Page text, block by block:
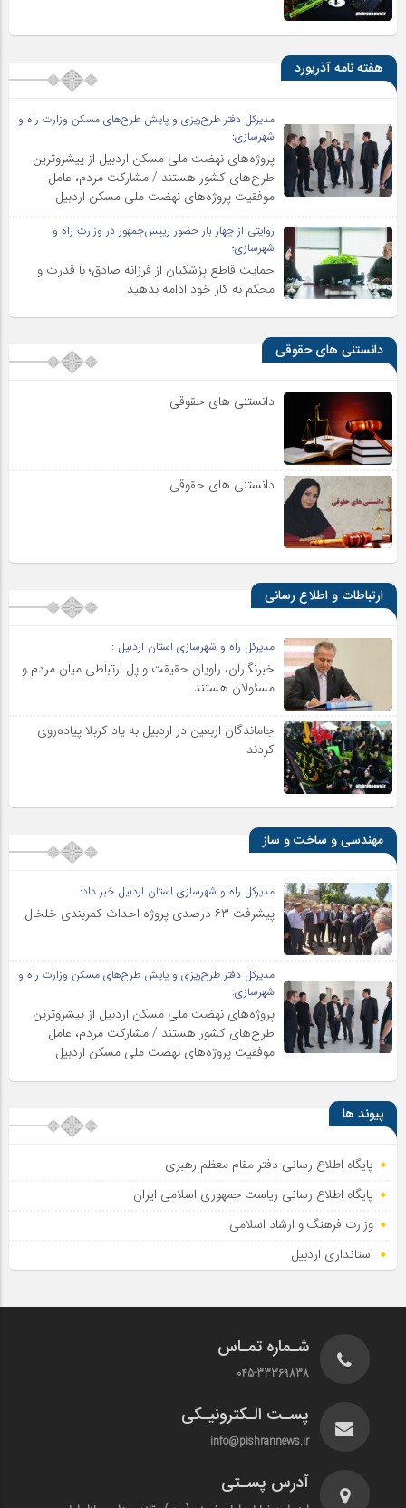
هفته نامه آذریورد
مدیرکل دفتر طرح‌ریزی و پایش طرح‌های مسکن وزارت راه و
شهرسازی:
پروژه‌های نهضت ملی مسکن اردبیل از پیشروترین
طرح‌های کشور هستند / مشارکت مردم، عامل
موفقیت پروژه‌های نهضت ملی مسکن اردبیل
روایتی از چهار بار حضور رییس‌جمهور در وزارت راه و
شهرسازی؛
حمایت قاطع پزشکیان از فرزانه صادق؛ با قدرت و
محکم به کار خود ادامه بدهید
دانستنی های حقوقی
دانستنی های حقوقی
دانستنی های حقوقی
ارتباطات و اطلاع رسانی
مدیرکل راه و شهرسازی استان اردبیل :
خبرنگاران، راویان حقیقت و پل ارتباطی میان مردم و
مسئولان هستند
جاماندگان اربعین در اردبیل به یاد کربلا پیاده‌روی
کردند
مهندسی و ساخت و ساز
مدیرکل راه و شهرسازی استان اردبیل خبر داد:
پیشرفت ۶۳ درصدی پروژه احداث کمربندی خلخال
مدیرکل دفتر طرح‌ریزی و پایش طرح‌های مسکن وزارت راه و
شهرسازی:
پروژه‌های نهضت ملی مسکن اردبیل از پیشروترین
طرح‌های کشور هستند / مشارکت مردم، عامل
موفقیت پروژه‌های نهضت ملی مسکن اردبیل
پیوند ها
پایگاه اطلاع رسانی دفتر مقام معظم رهبری
پایگاه اطلاع‌ رسانی ریاست‌ جمهوری اسلامی ایران
وزارت فرهنگ و ارشاد اسلامی
استانداری اردبیل
شـماره تمـاس
045-33369838
پسـت الـکترونیـکی
info@pishrannews.ir
آدرس پسـتی